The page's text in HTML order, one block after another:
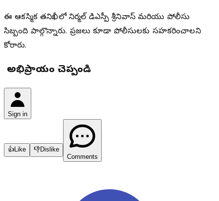
ఈ ఆకస్మిక తనిఖీలో నిర్మల్ డిఎస్పీ శ్రీనివాస్ మరియు పోలీసు
సిబ్బంది పాల్గొన్నారు. ప్రజలు కూడా పోలీసులకు సహకరించాలని
కోరారు.
మీ అభిప్రాయం చెప్పండి
Sign in
👍Like 👎Dislike
Comments